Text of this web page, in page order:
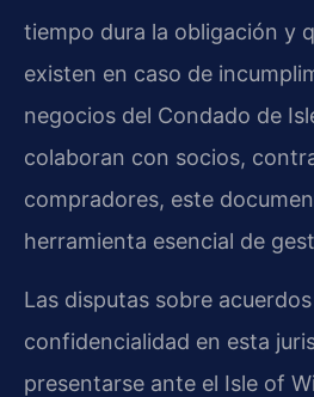
tiempo dura la obligación y
existen en caso de
negocios del Condado de
colaboran con socios,
compradores, este
herramienta esencial de
Las disputas sobre
confidencialidad en esta
presentarse ante el Isle of